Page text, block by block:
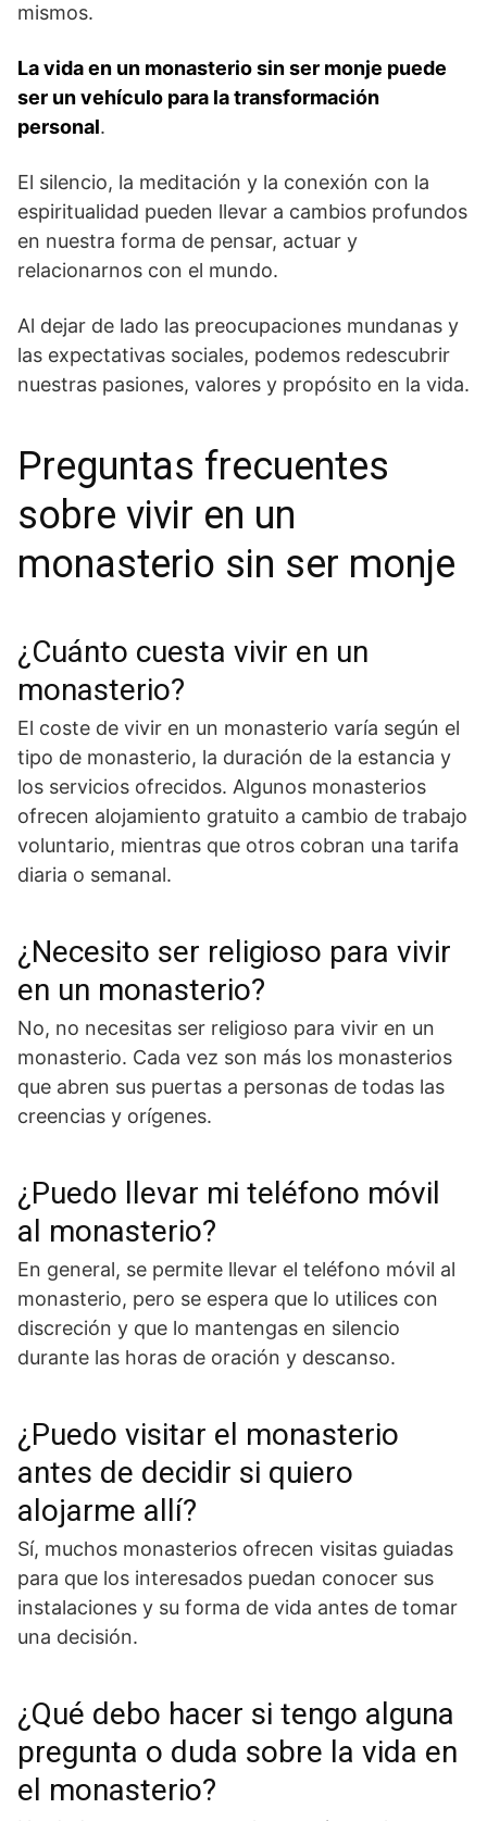
mismos.
La vida en⁢ un monasterio sin ser monje ‍puede
ser un vehículo para la transformación
personal.
El⁢ silencio, la meditación y‍ la conexión‌ con la
espiritualidad pueden llevar a cambios profundos
en nuestra forma de ‌pensar,‌ actuar y
relacionarnos⁤ con el mundo.‌
Al⁢ dejar de⁣ lado las preocupaciones mundanas y
las expectativas sociales, podemos redescubrir
nuestras pasiones, valores ⁤y propósito‌ en la vida.
Preguntas frecuentes
sobre vivir en un
monasterio sin ser monje
¿Cuánto cuesta vivir en un
monasterio?
El coste de vivir en un monasterio varía según el
tipo de monasterio, la duración de la estancia y
los servicios ofrecidos. Algunos monasterios
ofrecen alojamiento gratuito a cambio de trabajo
voluntario, mientras que otros cobran una tarifa
diaria o semanal.
¿Necesito ser religioso para vivir
en un monasterio?
No, no necesitas ser religioso para vivir en un
monasterio. Cada vez son más los monasterios
que abren sus puertas a personas de todas las
creencias y orígenes.
¿Puedo llevar mi teléfono móvil
al monasterio?
En general, se permite llevar el teléfono móvil al
monasterio, pero se espera que lo utilices con
discreción y que lo mantengas en silencio
durante las horas de oración y descanso.
¿Puedo visitar el monasterio
antes de decidir si quiero
alojarme allí?
Sí, muchos monasterios ofrecen visitas guiadas
para que los interesados puedan conocer sus
instalaciones y su forma de vida antes de tomar
una decisión.
¿Qué debo hacer si tengo alguna
pregunta o duda sobre la vida en
el monasterio?